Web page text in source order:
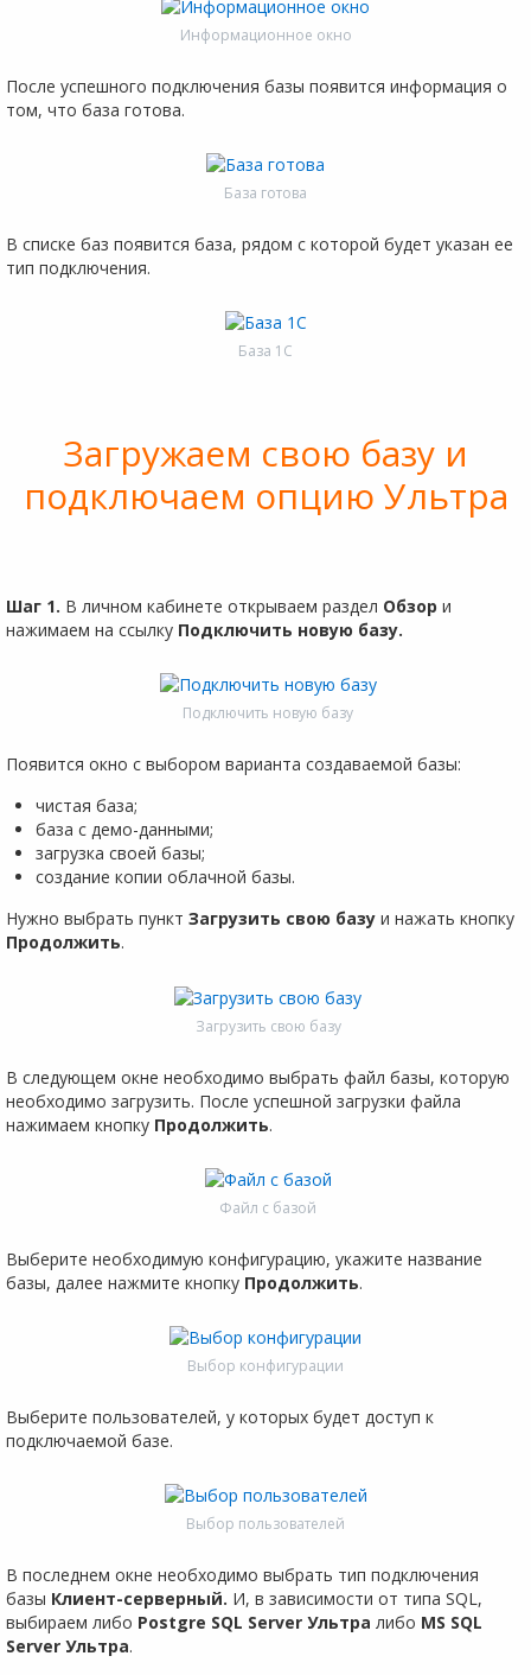
Информационное окно
После успешного подключения базы появится информация о
том, что база готова.
База готова
В списке баз появится база, рядом с которой будет указан ее
тип подключения.
База 1С
Загружаем свою базу и
подключаем опцию Ультра
Шаг 1. В личном кабинете открываем раздел Обзор и
нажимаем на ссылку Подключить новую базу.
Подключить новую базу
Появится окно с выбором варианта создаваемой базы:
чистая база;
база с демо-данными;
загрузка своей базы;
создание копии облачной базы.
Нужно выбрать пункт Загрузить свою базу и нажать кнопку
Продолжить.
Загрузить свою базу
В следующем окне необходимо выбрать файл базы, которую
необходимо загрузить. После успешной загрузки файла
нажимаем кнопку Продолжить.
Файл с базой
Выберите необходимую конфигурацию, укажите название
базы, далее нажмите кнопку Продолжить.
Выбор конфигурации
Выберите пользователей, у которых будет доступ к
подключаемой базе.
Выбор пользователей
В последнем окне необходимо выбрать тип подключения
базы Клиент-серверный. И, в зависимости от типа SQL,
выбираем либо Postgre SQL Server Ультра либо MS SQL
Server Ультра.